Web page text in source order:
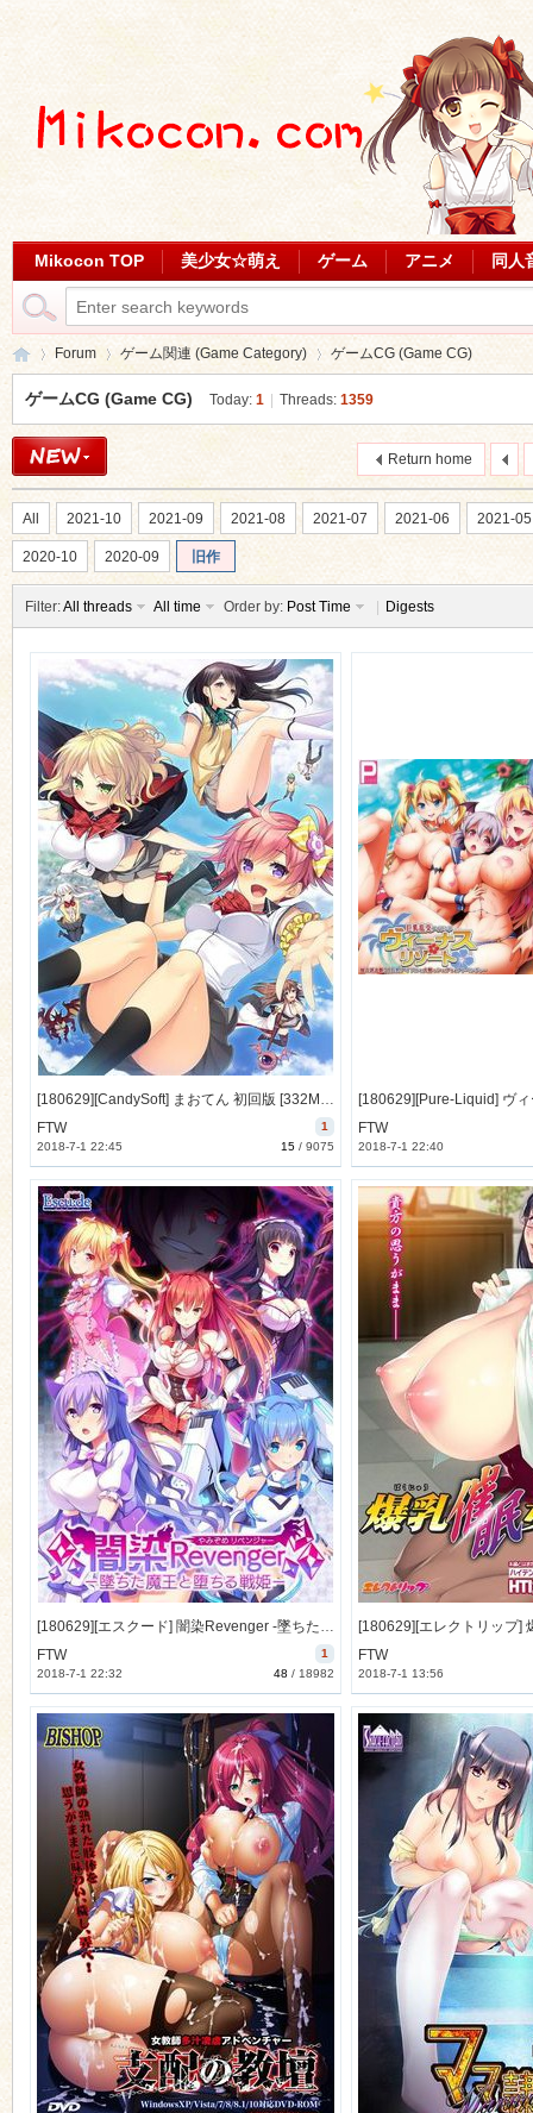
Mikocon TOP 美少女☆萌え ゲーム アニメ 同人
»
Forum ゲーム関連 (Game Category) ゲームCG (Game CG)
ゲームCG (Game CG) Today: 1 Threads: 1359
Return home
All 2021-10 2021-09 2021-08 2021-07 2021-06 2021-05
2020-10 2020-09 旧作
Filter:All threads All time Order by: Post Time Digests
[180629][CandySoft] まおてん 初回版 [332M Lossless/115M JPG] [995590]
1
FTW
15/ 9075
2018-7-1 22:45
FTW
2018-7-1 22:40
[180629][エスクード] 闇染Revenger -墜ちた魔王と堕ちる戦姫- [508M Lossless/194M JPG] [1000571]
1
FTW
48 / 18982
2018-7-1 22:32
FTW
2018-7-1 13:56